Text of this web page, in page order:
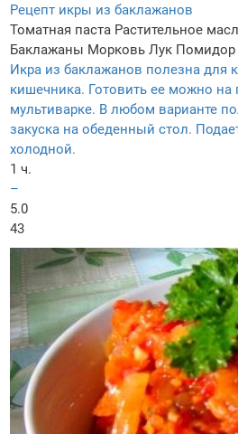
Рецепт икры из баклажанов
Томатная паста Растительное
Баклажаны Морковь Лук Помидор
Икра из баклажанов полезна для
кишечника. Готовить ее можно на
мультиварке. В любом варианте
закуска на обеденный стол.
холодной.
1 ч.
–
5.0
43